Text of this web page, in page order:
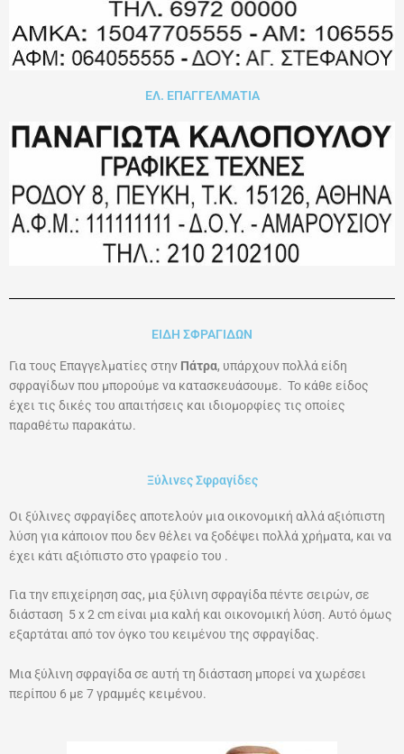
ΕΛ. ΕΠΑΓΓΕΛΜΑΤΙΑ
ΕΙΔΗ ΣΦΡΑΓΙΔΩΝ
Για τους Επαγγελματίες στην Πάτρα, υπάρχουν πολλά είδη
σφραγίδων που μπορούμε να κατασκευάσουμε. Το κάθε είδος
έχει τις δικές του απαιτήσεις και ιδιομορφίες τις οποίες
παραθέτω παρακάτω.
Ξύλινες Σφραγίδες
Οι ξύλινες σφραγίδες αποτελούν μια οικονομική αλλά αξιόπιστη
λύση για κάποιον που δεν θέλει να ξοδέψει πολλά χρήματα, και να
έχει κάτι αξιόπιστο στο γραφείο του .
Για την επιχείρηση σας, μια ξύλινη σφραγίδα πέντε σειρών, σε
διάσταση 5 x 2 cm είναι μια καλή και οικονομική λύση. Αυτό όμως
εξαρτάται από τον όγκο του κειμένου της σφραγίδας.
Μια ξύλινη σφραγίδα σε αυτή τη διάσταση μπορεί να χωρέσει
περίπου 6 με 7 γραμμές κειμένου.